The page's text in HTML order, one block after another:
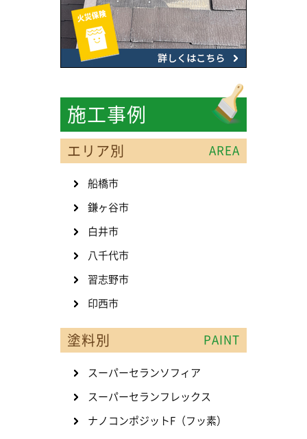
施工事例
エリア別 AREA
船橋市
鎌ヶ谷市
白井市
八千代市
習志野市
印西市
塗料別 PAINT
スーパーセランソフィア
スーパーセランフレックス
ナノコンポジットF（フッ素）